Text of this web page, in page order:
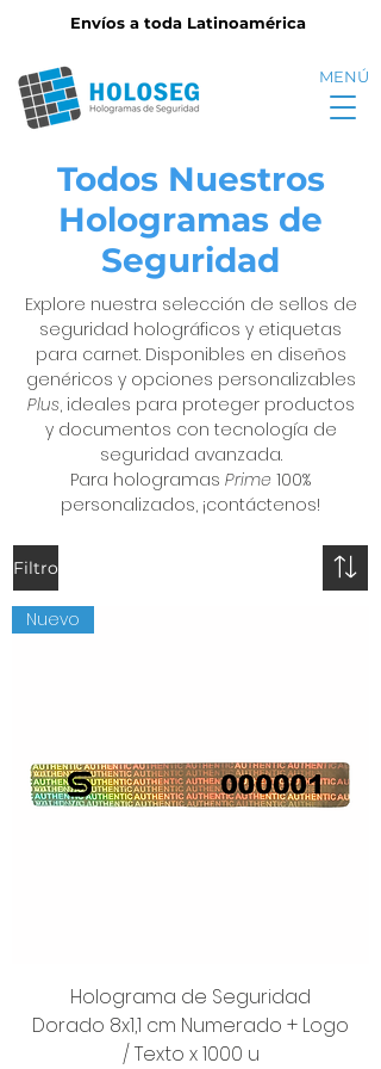
MENÚ
Envíos a toda Latinoamérica
Todos Nuestros
Hologramas de
Seguridad
Explore nuestra selección de sellos de
seguridad holográficos y etiquetas
para carnet. Disponibles en diseños
genéricos y opciones personalizables
Plus, ideales para proteger productos
y documentos con tecnología de
seguridad avanzada.
Para hologramas Prime 100%
personalizados, ¡contáctenos!
Filtro
Nuevo
Holograma de Seguridad
Dorado 8x1,1 cm Numerado + Logo
/ Texto x 1000 u